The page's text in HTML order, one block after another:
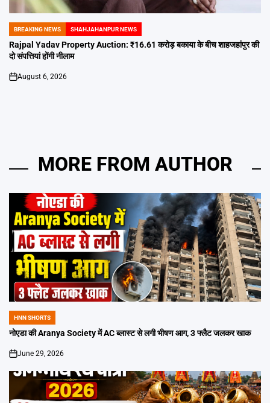
POSTED
IN
BREAKING NEWS SHAHJAHANPUR NEWS
Rajpal Yadav Property Auction: ₹16.61 करोड़ बकाया के बीच शाहजहांपुर की
दो संपत्तियां होंगी नीलाम
on
August 6, 2026
MORE FROM AUTHOR
POSTED
IN
HNN SHORTS
नोएडा की Aranya Society में AC ब्लास्ट से लगी भीषण आग, 3 फ्लैट जलकर खाक
on
June 29, 2026